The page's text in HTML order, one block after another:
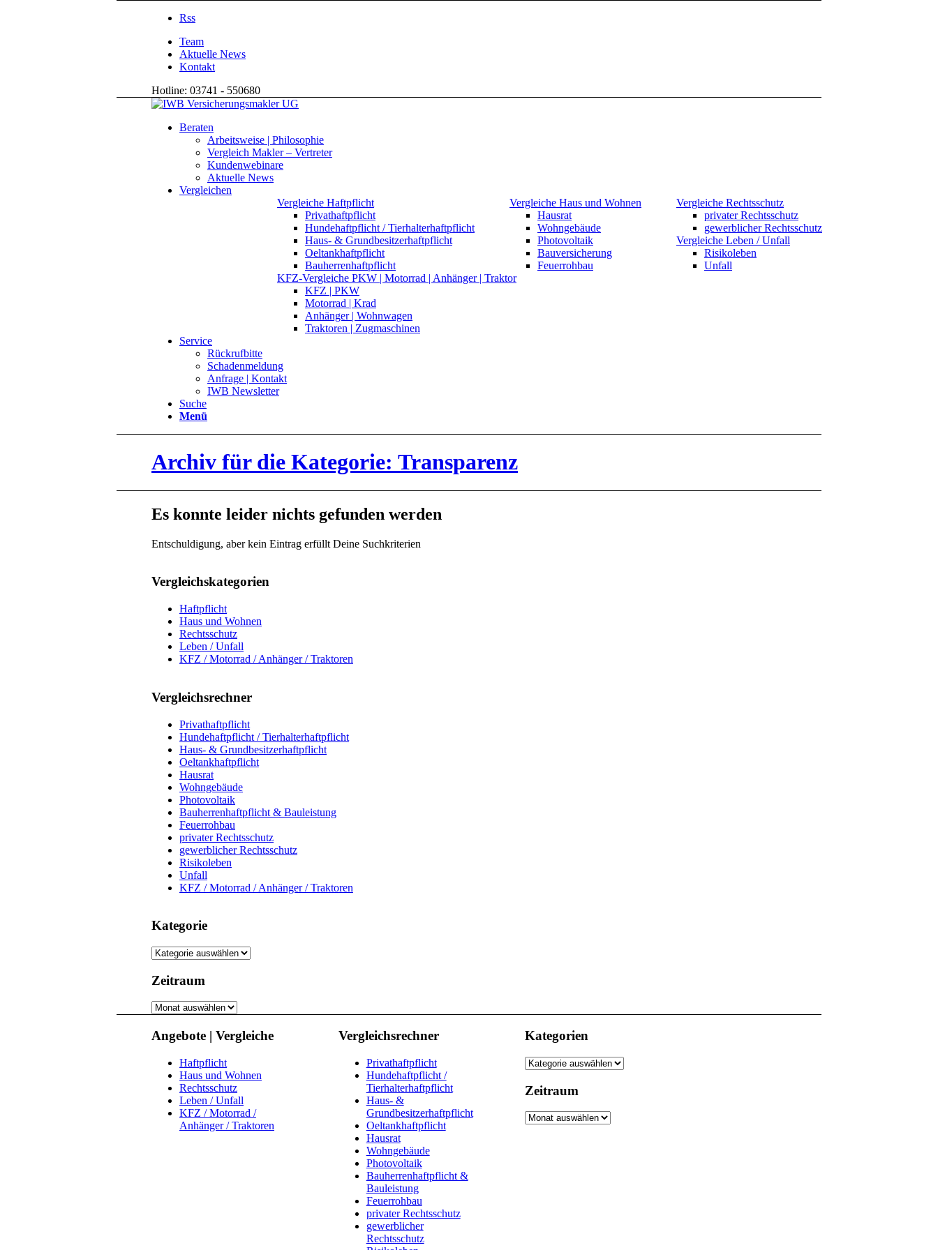
Rss
Team
Aktuelle News
Kontakt
Hotline: 03741 - 550680
Beraten
Arbeitsweise | Philosophie
Vergleich Makler – Vertreter
Kundenwebinare
Aktuelle News
Vergleichen
Vergleiche Haftpflicht
Privathaftpflicht
Hundehaftpflicht / Tierhalterhaftpflicht
Haus- & Grundbesitzerhaftpflicht
Oeltankhaftpflicht
Bauherrenhaftpflicht
Vergleiche Haus und Wohnen
Hausrat
Wohngebäude
Photovoltaik
Bauversicherung
Feuerrohbau
Vergleiche Rechtsschutz
privater Rechtsschutz
gewerblicher Rechtsschutz
Vergleiche Leben / Unfall
Risikoleben
Unfall
KFZ-Vergleiche PKW | Motorrad | Anhänger | Traktor
KFZ | PKW
Motorrad | Krad
Anhänger | Wohnwagen
Traktoren | Zugmaschinen
Service
Rückrufbitte
Schadenmeldung
Anfrage | Kontakt
IWB Newsletter
Suche
Menü
Archiv für die Kategorie: Transparenz
Es konnte leider nichts gefunden werden
Entschuldigung, aber kein Eintrag erfüllt Deine Suchkriterien
Vergleichskategorien
Haftpflicht
Haus und Wohnen
Rechtsschutz
Leben / Unfall
KFZ / Motorrad / Anhänger / Traktoren
Vergleichsrechner
Privathaftpflicht
Hundehaftpflicht / Tierhalterhaftpflicht
Haus- & Grundbesitzerhaftpflicht
Oeltankhaftpflicht
Hausrat
Wohngebäude
Photovoltaik
Bauherrenhaftpflicht & Bauleistung
Feuerrohbau
privater Rechtsschutz
gewerblicher Rechtsschutz
Risikoleben
Unfall
KFZ / Motorrad / Anhänger / Traktoren
Kategorie
Kategorie
Zeitraum
Zeitraum
Angebote | Vergleiche
Haftpflicht
Haus und Wohnen
Rechtsschutz
Leben / Unfall
KFZ / Motorrad /
Anhänger / Traktoren
Vergleichsrechner
Privathaftpflicht
Hundehaftpflicht /
Tierhalterhaftpflicht
Haus- &
Grundbesitzerhaftpflicht
Oeltankhaftpflicht
Hausrat
Wohngebäude
Photovoltaik
Bauherrenhaftpflicht &
Bauleistung
Feuerrohbau
privater Rechtsschutz
gewerblicher
Rechtsschutz
Kategorien
Kategorien
Zeitraum
Zeitraum